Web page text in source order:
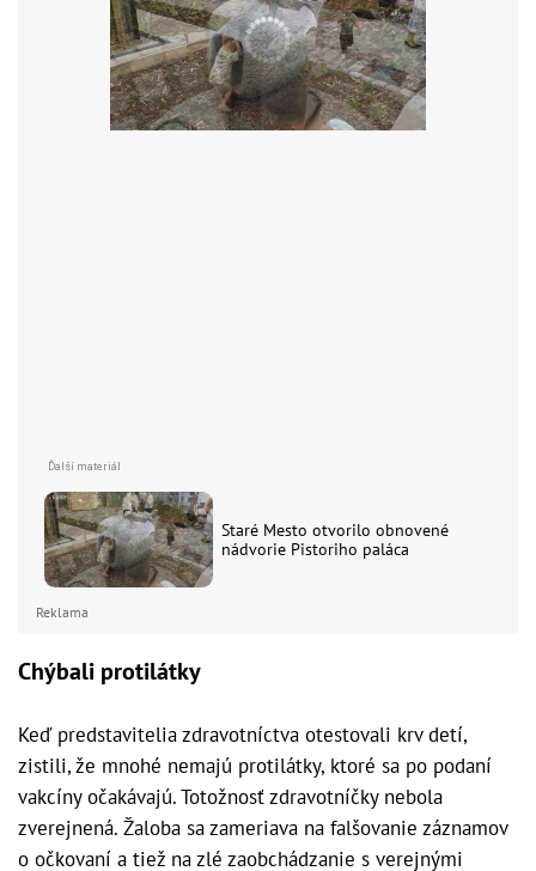
Staré Mesto otvorilo obnovené
nádvorie Pistoriho paláca
Reklama
Chýbali protilátky
Keď predstavitelia zdravotníctva otestovali krv detí,
zistili, že mnohé nemajú protilátky, ktoré sa po podaní
vakcíny očakávajú. Totožnosť zdravotníčky nebola
zverejnená. Žaloba sa zameriava na falšovanie záznamov
o očkovaní a tiež na zlé zaobchádzanie s verejnými